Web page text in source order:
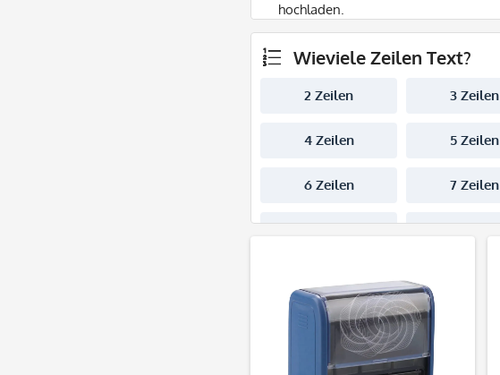
hochladen.
Wieviele Zeilen Text?